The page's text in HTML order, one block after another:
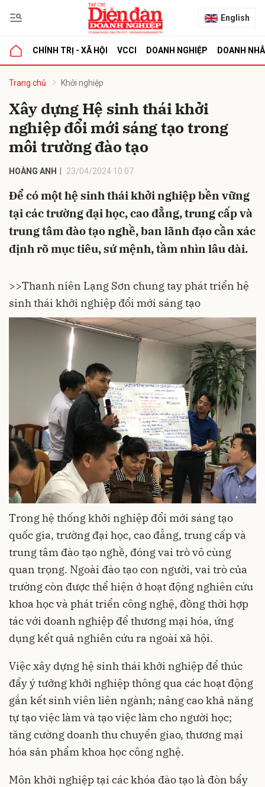
English
CHÍNH TRỊ - XÃ HỘI VCCI DOANH NGHIỆP DOANH
Trang chủ Khởi nghiệp
Xây dựng Hệ sinh thái khởi
nghiệp đổi mới sáng tạo trong
môi trường đào tạo
HOÀNG ANH 23/04/2024 10:07
Để có một hệ sinh thái khởi nghiệp bền vững
tại các trường đại học, cao đẳng, trung cấp và
trung tâm đào tạo nghề, ban lãnh đạo cần xác
định rõ mục tiêu, sứ mệnh, tầm nhìn lâu dài.
>>Thanh niên Lạng Sơn chung tay phát triển hệ
sinh thái khởi nghiệp đổi mới sáng tạo
Trong hệ thống khởi nghiệp đổi mới sáng tạo
quốc gia, trường đại học, cao đẳng, trung cấp và
trung tâm đào tạo nghề, đóng vai trò vô cùng
quan trọng. Ngoài đào tạo con người, vai trò của
trường còn được thể hiện ở hoạt động nghiên cứu
khoa học và phát triển công nghệ, đồng thời hợp
tác với doanh nghiệp để thương mại hóa, ứng
dụng kết quả nghiên cứu ra ngoài xã hội.
Việc xây dựng hệ sinh thái khởi nghiệp để thúc
đẩy ý tưởng khởi nghiệp thông qua các hoạt động
gắn kết sinh viên liên ngành; nâng cao khả năng
tự tạo việc làm và tạo việc làm cho người học;
tăng cường doanh thu chuyển giao, thương mại
hóa sản phẩm khoa học công nghệ.
Môn khởi nghiệp tại các khóa đào tạo là đòn bẩy
luận
Hủy